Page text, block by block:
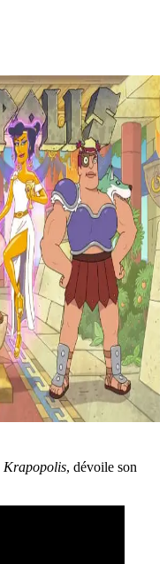
Krapopolis, dévoile son